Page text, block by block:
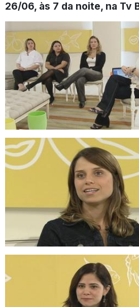
26/06, às 7 da noite, na Tv